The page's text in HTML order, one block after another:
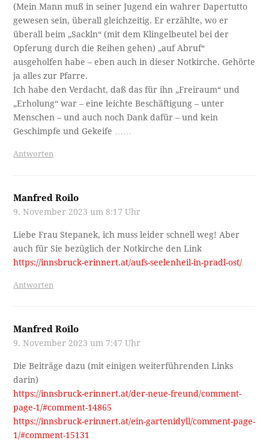
(Mein Mann muß in seiner Jugend ein wahrer Dapertutto
gewesen sein, überall gleichzeitig. Er erzählte, wo er
überall beim „Sackln“ (mit dem Klingelbeutel bei der
Opferung durch die Reihen gehen) „auf Abruf“
ausgeholfen habe – eben auch in dieser Notkirche. Gehörte
ja alles zur Pfarre.
Ich habe den Verdacht, daß das für ihn „Freiraum“ und
„Erholung“ war – eine leichte Beschäftigung – unter
Menschen – und auch noch Dank dafür – und kein
Geschimpfe und Gekeife ……
Antworten
Manfred Roilo
9. November 2023 um 8:17 Uhr
Liebe Frau Stepanek, ich muss leider schnell weg! Aber
auch für Sie bezüglich der Notkirche den Link
https://innsbruck-erinnert.at/aufs-seelenheil-in-pradl-ost/
Antworten
Manfred Roilo
9. November 2023 um 7:47 Uhr
Die Beiträge dazu (mit einigen weiterführenden Links
darin)
https://innsbruck-erinnert.at/der-neue-freund/comment-
page-1/#comment-14865
https://innsbruck-erinnert.at/ein-gartenidyll/comment-page-
1/#comment-15131